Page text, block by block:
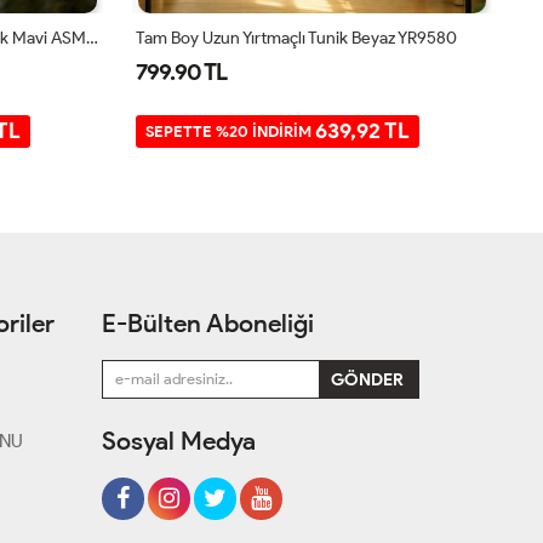
Karpuz Kol Ön Nakış Işelemeli Tunik Mavi ASM30252 Tam Boy Uzun Yırtmaçlı Tunik Beyaz YR9580
799.90 TL
SEPETTE %20 İNDİRİM 639,92 TL
E-Bülten Aboneliği
Sosyal Medya